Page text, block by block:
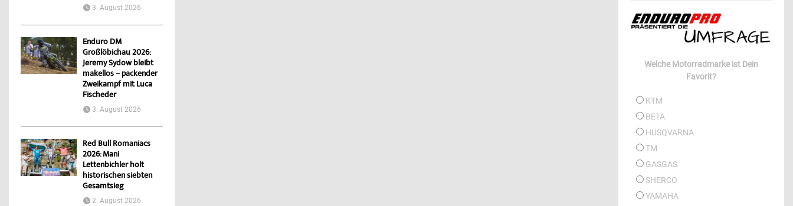
3. August 2026
Enduro DM
Großlöbichau 2026:
Jeremy Sydow bleibt
makellos – packender
Zweikampf mit Luca
Fischeder
3. August 2026
Red Bull Romaniacs
2026: Mani
Lettenbichler holt
historischen siebten
Gesamtsieg
2. August 2026
Welche Motorradmarke ist Dein
Favorit?
KTM
BETA
HUSQVARNA
TM
GASGAS
SHERCO
YAMAHA